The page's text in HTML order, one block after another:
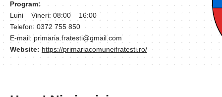
Program:
Luni – Vineri: 08:00 – 16:00
Telefon: 0372 755 850
E-mail: primaria.fratesti@gmail.com
Website: https://primariacomuneifratesti.ro/